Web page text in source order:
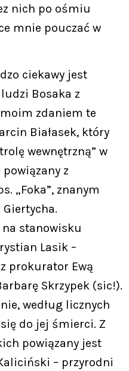
nich po ośmiu
mnie pouczać w
ciekawy jest
Bosaka z
zdaniem te
Białasek, który
wewnętrzną” w
z
„Foka”, znanym
na stanowisku
Lasik –
prokurator Ewą
Skrzypek (sic!).
według licznych
do jej śmierci. Z
powiązany jest
– przyrodni